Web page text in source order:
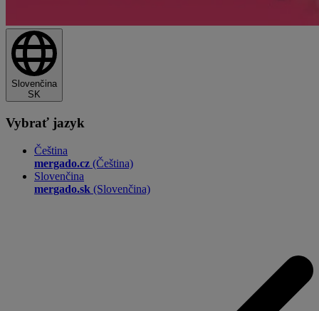
Slovenčina
SK
Vybrať jazyk
Čeština
mergado.cz (Čeština)
Slovenčina
mergado.sk (Slovenčina)